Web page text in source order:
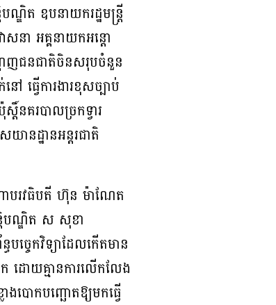
ឌិត ឧបនាយករដ្ឋមន្ត្រី
នា អគ្គនាយកអន្តោ
េញជនជាតិចិនសរុបចំនួន
ធ្វើការងារខុសច្បាប់
គរបាលច្រកទ្វារ
ានដ្ឋានអន្តរជាតិ
ហាបរវធិបតី ហ៊ុន ម៉ាណែត
តិបណ្ឌិត ស សុខា
ច្ចេកវិទ្យាដែលកើតមាន
ដោយគ្មានការលើកលែង
បោកបញ្ឆោតឱ្យមកធ្វើ